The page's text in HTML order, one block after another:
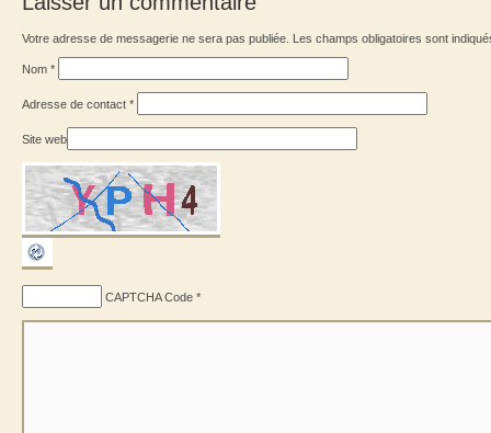
Votre adresse de messagerie ne sera pas publiée. Les champs obligatoires sont
Nom *
Adresse de contact *
Site web
CAPTCHA Code *